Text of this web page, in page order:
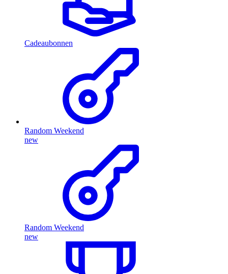
Cadeaubonnen
Random Weekend
new
Random Weekend
new